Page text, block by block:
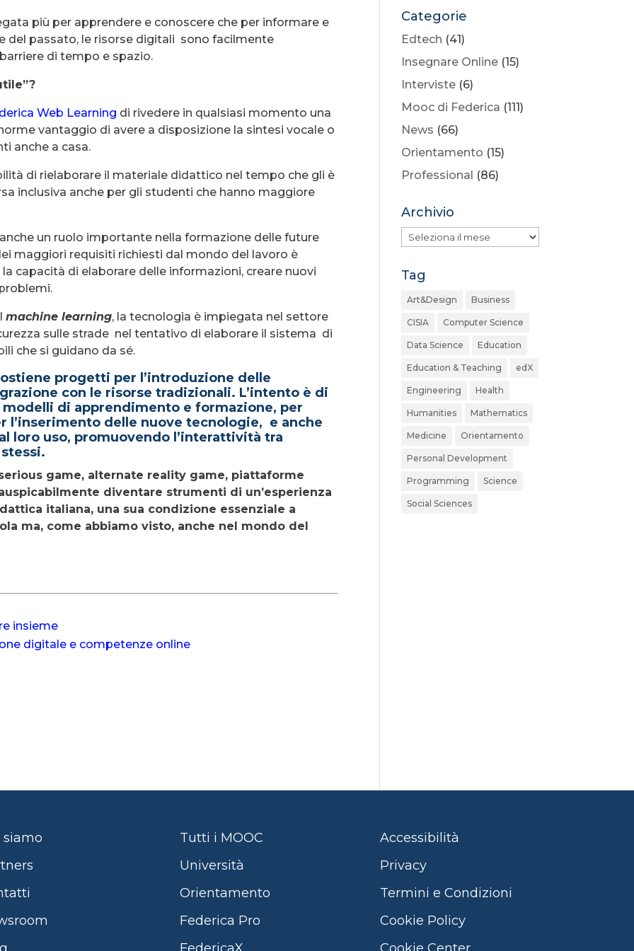
più per apprendere e conoscere che per informare e
del passato, le risorse digitali sono facilmente
di tempo e spazio.
Web Learning di rivedere in qualsiasi momento una
vantaggio di avere a disposizione la sintesi vocale o
anche a casa.
di rielaborare il materiale didattico nel tempo che gli è
inclusiva anche per gli studenti che hanno maggiore
un ruolo importante nella formazione delle future
maggiori requisiti richiesti dal mondo del lavoro è
capacità di elaborare delle informazioni, creare nuovi
machine learning, la tecnologia è impiegata nel settore
sulle strade nel tentativo di elaborare il sistema di
che si guidano da sé.
progetti per l’introduzione delle
con le risorse tradizionali. L’intento è di
di apprendimento e formazione, per
l’inserimento delle nuove tecnologie, e anche
loro uso, promuovendo l’interattività tra
game, alternate reality game, piattaforme
diventare strumenti di un’esperienza
italiana, una sua condizione essenziale a
ma, come abbiamo visto, anche nel mondo del
insieme
digitale e competenze online
Categorie
Edtech (41)
Insegnare Online (15)
Interviste (6)
Mooc di Federica (111)
News (66)
Orientamento (15)
Professional (86)
Archivio
Archivio
Tag
Art&Design Business
CISIA Computer Science
Data Science Education
Education & Teaching edX
Engineering Health
Humanities Mathematics
Medicine Orientamento
Personal Development
Programming Science
Social Sciences
siamo
Tutti i MOOC
Università
Orientamento
Federica Pro
Accessibilità
Privacy
Termini e Condizioni
Cookie Policy